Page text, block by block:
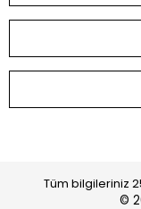
Tüm bilgileriniz
©